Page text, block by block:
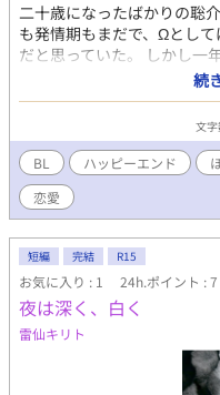
二十歳になったばかりの聡
も発情期もまだで、Ωとし
だと思っていた。 しかし一
を始めた聡介はα（あるふ
い長髪に分厚い眼鏡をして
るちょっと変わり者だ。け
い香りがして、聡介は会う
う。 しかし、自分に自信の
だが、そんな折父親が見合
リーズ第三弾！ 第一作『年
ない』 第二作『生意気オメ
て今回は芸能事務所社長・
です(*'ω'*)
続
文
BL ハッピーエンド
恋愛
短編 完結 R15
お気に入り : 1 24h.ポイント : 7
夜は深く、白く
雷仙キリト